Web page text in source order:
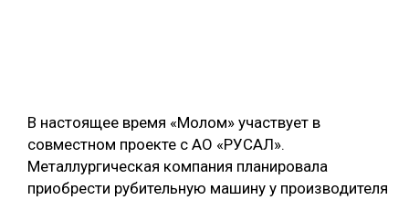
В настоящее время «Молом» участвует в
совместном проекте с АО «РУСАЛ».
Металлургическая компания планировала
приобрести рубительную машину у производителя